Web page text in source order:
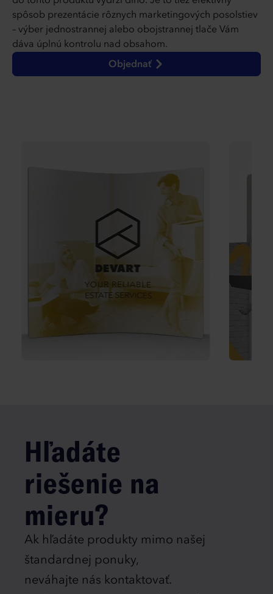
spôsob prezentácie rôznych marketingových posolstiev
– výber jednostrannej alebo obojstrannej tlače Vám
dáva úplnú kontrolu nad obsahom.
Objednať
Hľadáte
riešenie na
mieru?
Ak hľadáte produkty mimo našej
štandardnej ponuky,
neváhajte nás kontaktovať.